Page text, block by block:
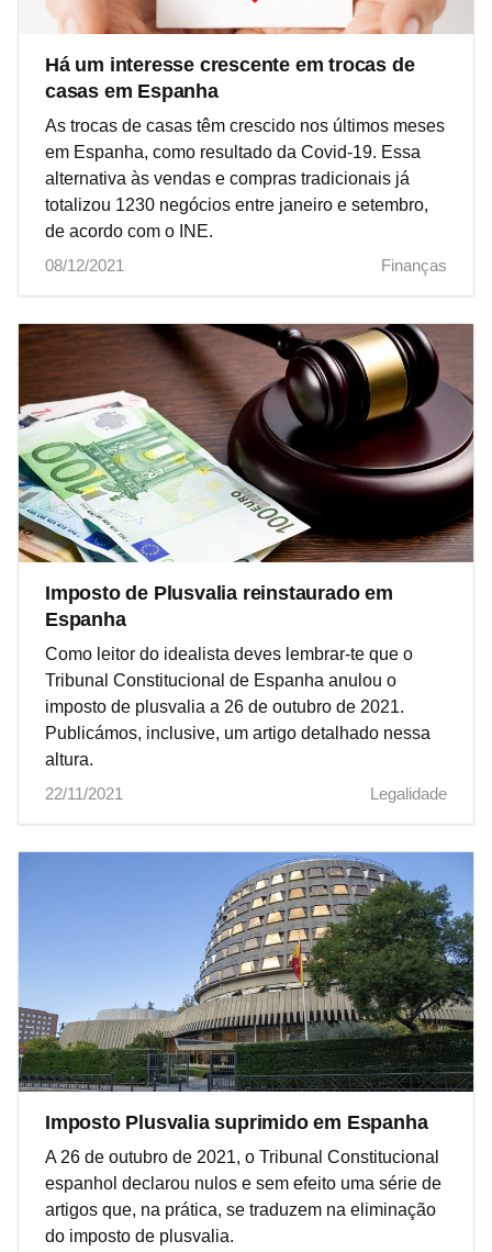
Há um interesse crescente em trocas de
casas em Espanha
As trocas de casas têm crescido nos últimos meses
em Espanha, como resultado da Covid-19. Essa
alternativa às vendas e compras tradicionais já
totalizou 1230 negócios entre janeiro e setembro,
de acordo com o INE.
08/12/2021
Finanças
Imposto de Plusvalia reinstaurado em
Espanha
Como leitor do idealista deves lembrar-te que o
Tribunal Constitucional de Espanha anulou o
imposto de plusvalia a 26 de outubro de 2021.
Publicámos, inclusive, um artigo detalhado nessa
altura.
22/11/2021
Legalidade
Imposto Plusvalia suprimido em Espanha
A 26 de outubro de 2021, o Tribunal Constitucional
espanhol declarou nulos e sem efeito uma série de
artigos que, na prática, se traduzem na eliminação
do imposto de plusvalia.